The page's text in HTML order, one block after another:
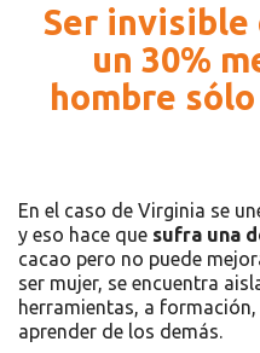
Ser invisible
un 30%
hombre
En el caso de Virginia se
y eso hace que sufra una
cacao pero no puede
ser mujer, se encuentra
herramientas, a
aprender de los demás.